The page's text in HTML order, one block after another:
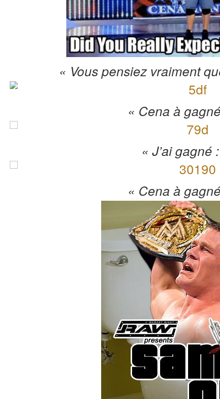
« Vous pensiez vraiment
« Cena à
« J’ai gagné
« Cena à